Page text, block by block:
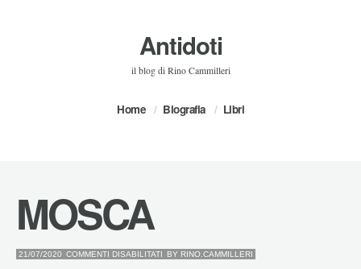
Antidoti
il blog di Rino Cammilleri
Home Biografia Libri
MOSCA
21/07/2020 COMMENTI DISABILITATI SU
BY RINO.CAMMILLERI